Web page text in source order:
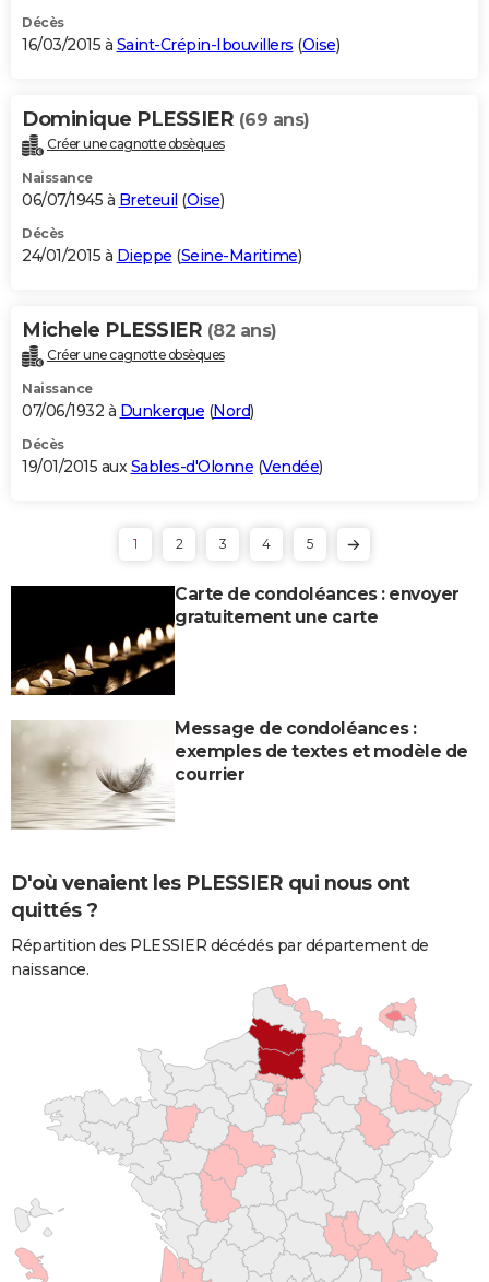
Décès
16/03/2015 à Saint-Crépin-Ibouvillers (Oise)
Dominique PLESSIER (69 ans)
Créer une cagnotte obsèques
Naissance
06/07/1945 à Breteuil (Oise)
Décès
24/01/2015 à Dieppe (Seine-Maritime)
Michele PLESSIER (82 ans)
Créer une cagnotte obsèques
Naissance
07/06/1932 à Dunkerque (Nord)
Décès
19/01/2015 aux Sables-d'Olonne (Vendée)
1 2 3 4 5
Carte de condoléances : envoyer
gratuitement une carte
Message de condoléances :
exemples de textes et modèle de
courrier
D'où venaient les PLESSIER qui nous ont
quittés ?
Répartition des PLESSIER décédés par département de
naissance.